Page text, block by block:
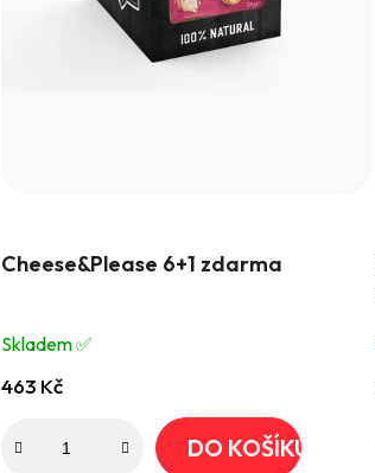
hodnocení
je
z
hvězdiček.
Cheese&Please 6+1 zdarma
Skladem ✅️
463 Kč
DO KOŠÍKU